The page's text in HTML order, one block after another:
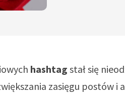
hashtag stał się
zasięgu postów i